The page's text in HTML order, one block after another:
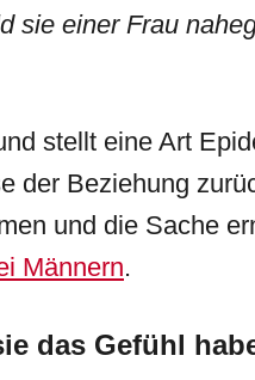
sie einer Frau
stellt eine Art
der Beziehung
und die Sache
Männern.
das Gefühl